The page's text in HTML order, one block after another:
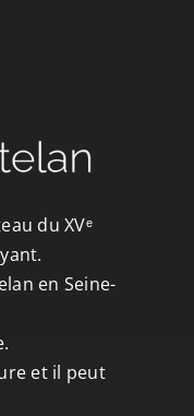
du XVᵉ
en Seine-
et il peut